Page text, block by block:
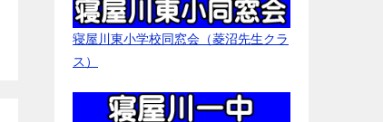
寝屋川東小学校同窓会（菱沼先生クラ
ス）